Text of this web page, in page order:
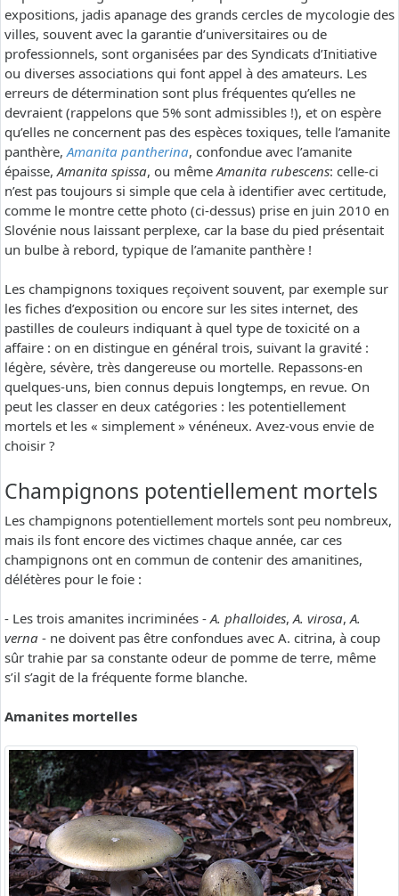
expositions, jadis apanage des grands cercles de mycologie des
villes, souvent avec la garantie d’universitaires ou de
professionnels, sont organisées par des Syndicats d’Initiative
ou diverses associations qui font appel à des amateurs. Les
erreurs de détermination sont plus fréquentes qu’elles ne
devraient (rappelons que 5% sont admissibles !), et on espère
qu’elles ne concernent pas des espèces toxiques, telle l’amanite
panthère,Amanita pantherina, confondue avec l’amanite
épaisse,Amanita spissa, ou mêmeAmanita rubescens: celle-ci
n’est pas toujours si simple que cela à identifier avec certitude,
comme le montre cette photo (ci-dessus) prise en juin 2010 en
Slovénie nous laissant perplexe, car la base du pied présentait
un bulbe à rebord, typique de l’amanite panthère !
Les champignons toxiques reçoivent souvent, par exemple sur
les fiches d’exposition ou encore sur les sites internet, des
pastilles de couleurs indiquant à quel type de toxicité on a
affaire : on en distingue en général trois, suivant la gravité :
légère, sévère, très dangereuse ou mortelle. Repassons-en
quelques-uns, bien connus depuis longtemps, en revue. On
peut les classer en deux catégories : les potentiellement
mortels et les « simplement » vénéneux. Avez-vous envie de
choisir ?
Champignons potentiellement mortels
Les champignons potentiellement mortels sont peu nombreux,
mais ils font encore des victimes chaque année, car ces
champignons ont en commun de contenir des amanitines,
délétères pour le foie :
- Les trois amanites incriminées -A. phalloides,A. virosa,A.
verna - ne doivent pas être confondues avec A. citrina, à coup
sûr trahie par sa constante odeur de pomme de terre, même
s’il s’agit de la fréquente forme blanche.
Amanites mortelles